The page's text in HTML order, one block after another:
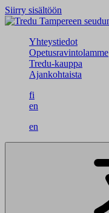
Siirry sisältöön
Yhteystiedot
Opetusravintolamme
Tredu-kauppa
Ajankohtaista
fi
en
en